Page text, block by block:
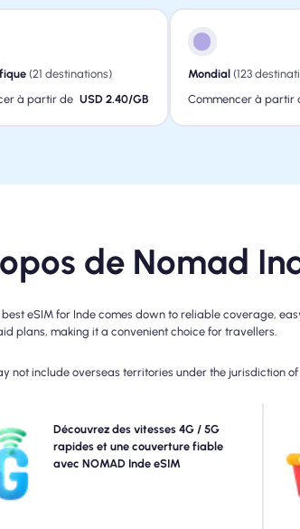
(21 destinations)
à partir de USD 2.40/GB
Mondial(123
Commencer à partir
de Nomad
best eSIM for Inde comes down to reliable coverage,
plans, making it a convenient choice for travellers.
not include overseas territories under the jurisdiction
Découvrez des vitesses 4G / 5G
rapides et une couverture fiable
avec NOMAD Inde eSIM
la connectivité 4G avec le forfait eSIM 5G,
vérifier les détails de votre plan pour la
et la vitesse spécifiques du réseau, car la
peut varier selon l'emplacement et l'heure de